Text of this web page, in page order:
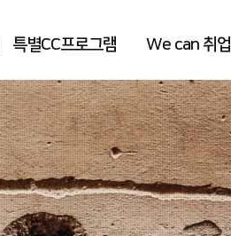
특별CC프로그램 We can 취업